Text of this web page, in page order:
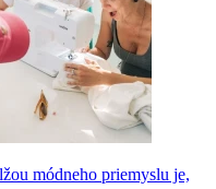
módneho priemyslu je,